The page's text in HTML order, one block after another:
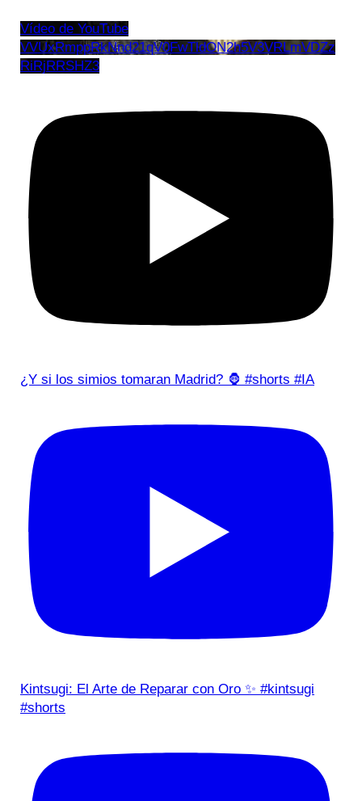
Vídeo de YouTube
VVUxRmppRkNnd21qV0FwTldON2h5V3VRLmVDZz
RiRjRRSHZ3
¿Y si los simios tomaran Madrid? 🦍 #shorts #IA
Kintsugi: El Arte de Reparar con Oro ✨ #kintsugi
#shorts